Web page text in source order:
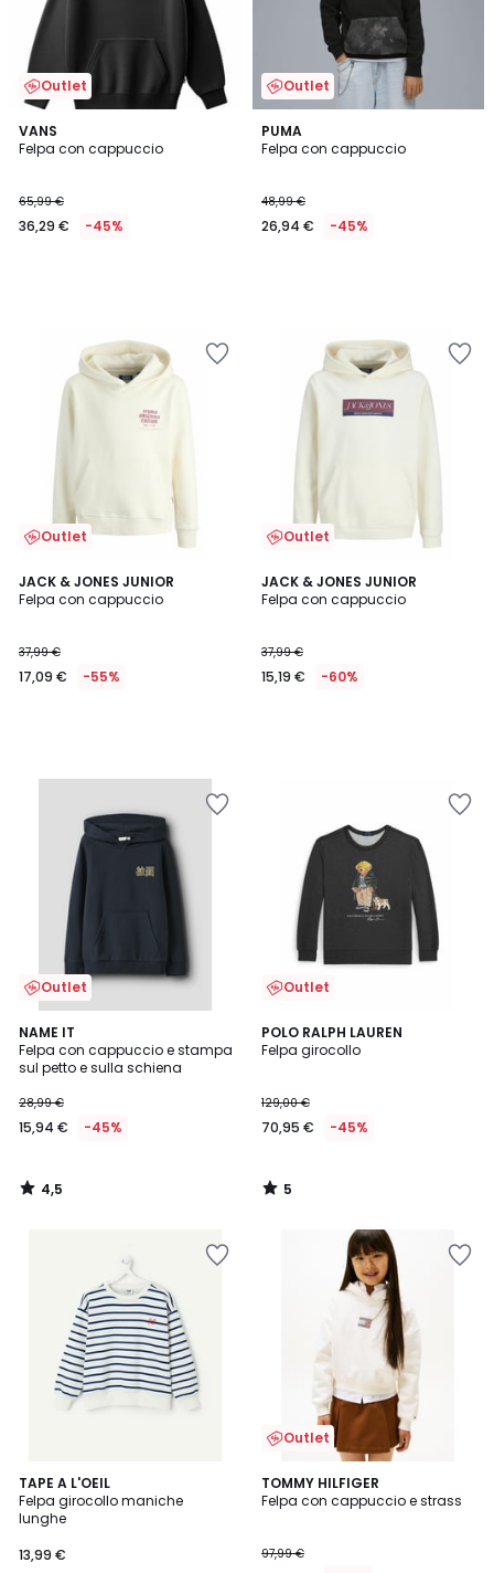
Outlet
VANS
Felpa con cappuccio
65,99 €
36,29 € -45%
Outlet
PUMA
Felpa con cappuccio
48,99 €
26,94 € -45%
Outlet
JACK & JONES JUNIOR
Felpa con cappuccio
37,99 €
17,09 € -55%
Outlet
JACK & JONES JUNIOR
Felpa con cappuccio
37,99 €
15,19 € -60%
Outlet
NAME IT
Felpa con cappuccio e stampa
sul petto e sulla schiena
28,99 €
15,94 € -45%
4,5
/ 5
4,5
/
Outlet
POLO RALPH LAUREN
Felpa girocollo
129,00 €
70,95 € -45%
5
/
5
/
TAPE A L'OEIL
Felpa girocollo maniche
lunghe
13,99 €
Outlet
TOMMY HILFIGER
Felpa con cappuccio e strass
97,99 €